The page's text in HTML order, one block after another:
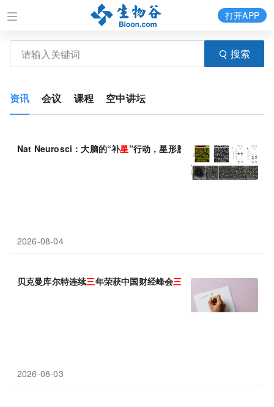
搜索
打开APP
资讯 会议 课程 空中讲坛
Nat Neurosci：大脑的“补星”行动，星形胶质细胞如何重建丢失
2026-08-04
贝克曼库尔特连续三年荣获中国财经峰会三 项大奖
2026-08-03